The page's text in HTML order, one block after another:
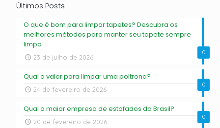
Últimos Posts
0
O que é bom para limpar tapetes? Descubra os
melhores métodos para manter seu tapete sempre
limpo
23 de julho de 2026
0
Qual o valor para limpar uma poltrona?
24 de fevereiro de 2026
0
Qual a maior empresa de estofados do Brasil?
20 de fevereiro de 2026